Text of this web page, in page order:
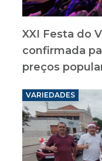
XXI Festa do
confirmada
preços
VARIEDADES